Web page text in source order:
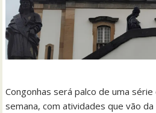
Congonhas será palco de uma
semana, com atividades que vão